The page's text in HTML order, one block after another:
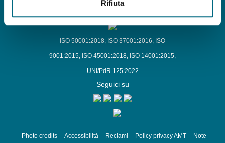
Rifiuta
ISO 50001:2018, ISO 37001:2016, ISO
9001:2015, ISO 45001:2018, ISO 14001:2015,
UNI/PdR 125:2022
Seguici su
Photo credits Accessibilità Reclami Policy privacy AMT Note